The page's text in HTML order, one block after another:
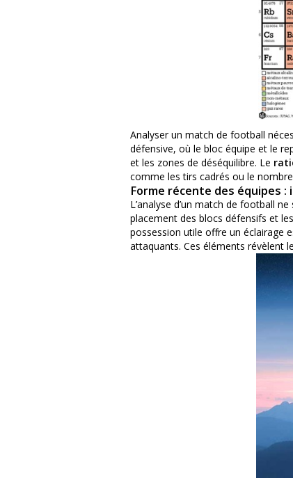
Analyser un match de football
défensive, où le bloc équipe et le
et les zones de déséquilibre. Le
comme les tirs cadrés ou le
Forme récente des équipes
L’analyse d’un match de football
placement des blocs défensifs et
possession utile offre un éclairage
attaquants. Ces éléments révèlent